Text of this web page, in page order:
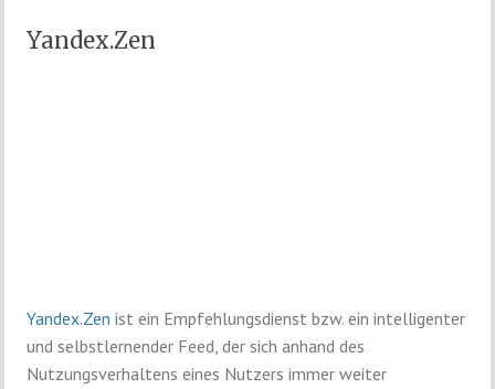
Yandex.Zen
Yandex.Zen ist ein Empfehlungsdienst bzw. ein intelligenter
und selbstlernender Feed, der sich anhand des
Nutzungsverhaltens eines Nutzers immer weiter